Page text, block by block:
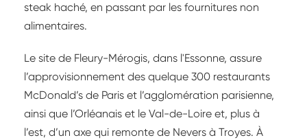
steak haché, en passant par les fournitures non
alimentaires.
Le site de Fleury-Mérogis, dans l'Essonne, assure
l’approvisionnement des quelque 300 restaurants
McDonald’s de Paris et l’agglomération parisienne,
ainsi que l’Orléanais et le Val-de-Loire et, plus à
l’est, d’un axe qui remonte de Nevers à Troyes. À